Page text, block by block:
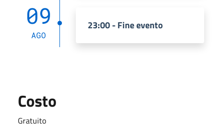
09
AGO
23:00 - Fine evento
Costo
Gratuito